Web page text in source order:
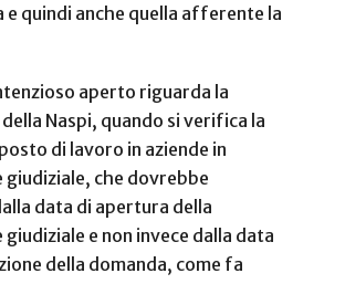
e quindi anche quella afferente la
aperto riguarda la
Naspi, quando si verifica la
di lavoro in aziende in
giudiziale, che dovrebbe
data di apertura della
e non invece dalla data
della domanda, come fa